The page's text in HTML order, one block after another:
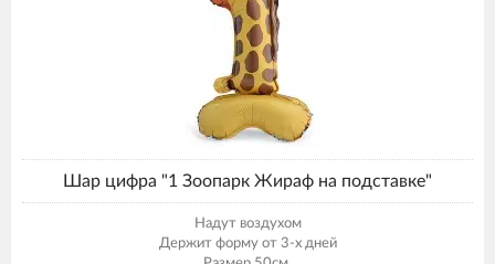
Шар цифра "1 Зоопарк Жираф на подставке"
Надут воздухом
Держит форму от 3-х дней